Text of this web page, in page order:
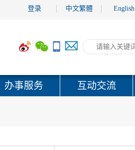
登录 中文繁體 English
办事服务 互动交流